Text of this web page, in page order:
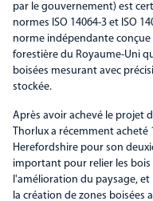
par le gouvernement) est
normes ISO 14064-3 et ISO
norme indépendante
forestière du Royaume-Uni
boisées mesurant avec
stockée.
Après avoir achevé le projet
Thorlux a récemment acheté
Herefordshire pour son
important pour relier les
l'amélioration du paysage,
la création de zones boisées